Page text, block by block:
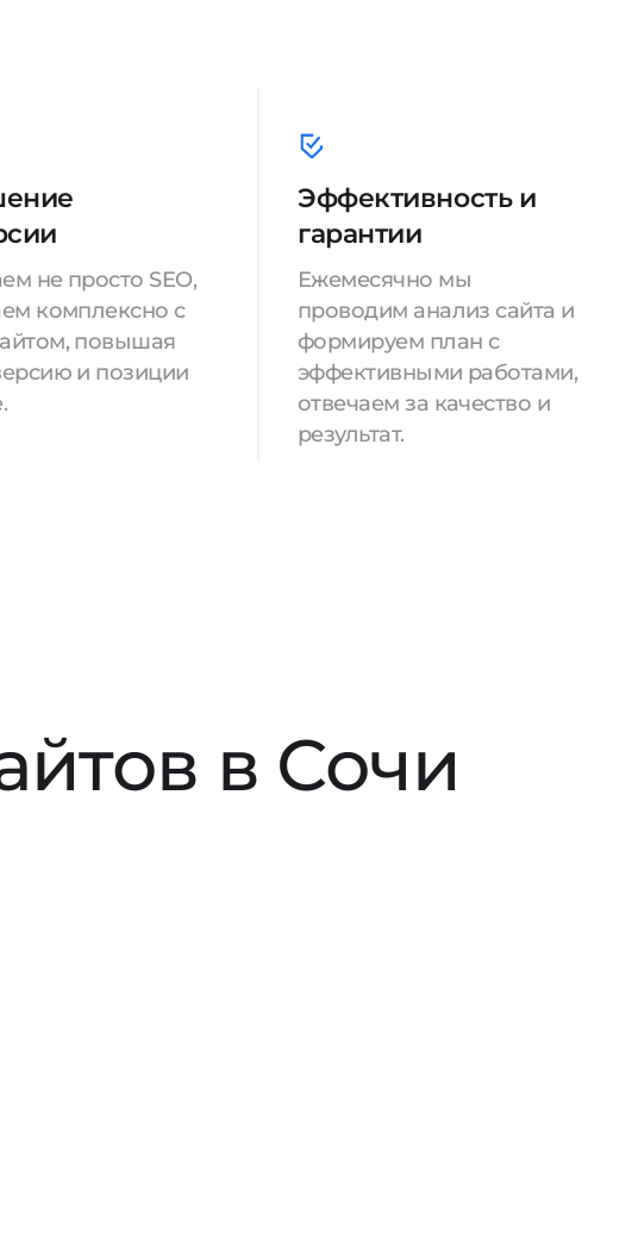
не просто SEO,
комплексно с
повышая
и позиции
Эффективность и
гарантии
Ежемесячно мы
проводим анализ сайта и
формируем план с
эффективными работами,
отвечаем за качество и
результат.
в Сочи